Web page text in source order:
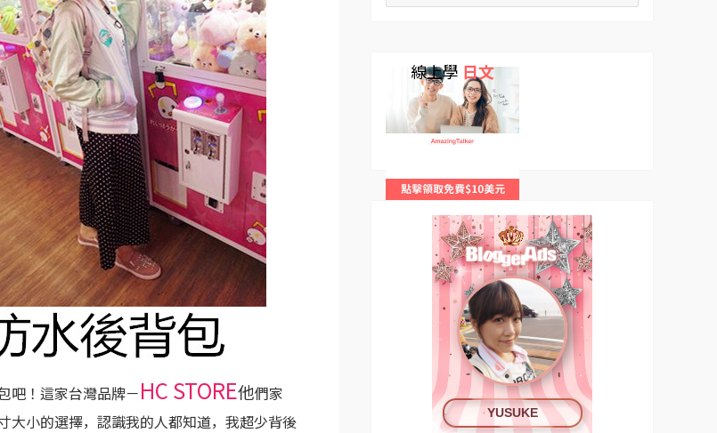
吧！這家台灣品牌－HC STORE他們家
大小的選擇，認識我的人都知道，我超少背後
線上學 日文
YUSUKE